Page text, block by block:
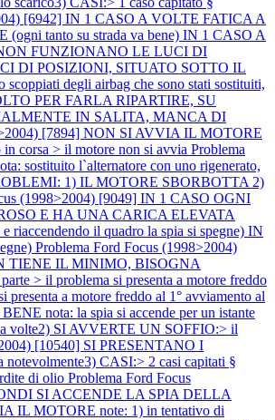
[6942] IN 1 CASO A VOLTE FATICA A
tanto su strada va bene) IN 1 CASO A
NON FUNZIONANO LE LUCI DI
DI POSIZIONI, SITUATO SOTTO IL
degli airbag che sono stati sostituiti,
PER FARLA RIPARTIRE, SU
IN SALITA, MANCA DI
[7894] NON SI AVVIA IL MOTORE
corsa > il motore non si avvia Problema
sostituito l`alternatore con uno rigenerato,
1) IL MOTORE SBORBOTTA 2)
(1998>2004) [9049] IN 1 CASO OGNI
E HA UNA CARICA ELEVATA
il quadro la spia si spegne) IN
Problema Ford Focus (1998>2004)
TIENE IL MINIMO, BISOGNA
> il problema si presenta a motore freddo
a motore freddo al 1° avviamento al
nota: la spia si accende per un istante
volte2) SI AVVERTE UN SOFFIO:> il
[10540] SI PRESENTANO I
CASI:> 2 casi capitati §
di olio Problema Ford Focus
SI ACCENDE LA SPIA DELLA
IL MOTORE note: 1) in tentativo di